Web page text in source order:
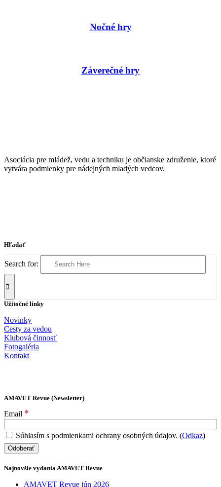
Nočné hry
Záverečné hry
Asociácia pre mládež, vedu a techniku je občianske združenie, ktoré
vytvára podmienky pre nádejných mladých vedcov.
Hľadať
Search for:
Užitočné linky
Novinky
Cesty za vedou
Klubová činnosť
Fotogaléria
Kontakt
AMAVET Revue (Newsletter)
Email *
Súhlasím s podmienkami ochrany osobných údajov. (Odkaz)
Najnovšie vydania AMAVET Revue
AMAVET Revue jún 2026